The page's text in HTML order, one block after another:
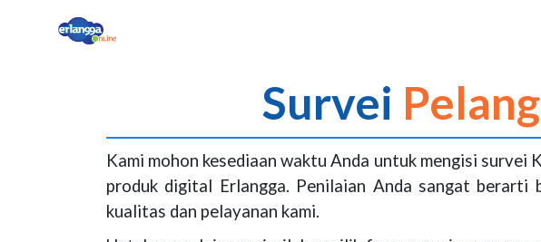
Survei
Kami mohon kesediaan waktu Anda untuk mengisi survei
produk digital Erlangga. Penilaian Anda sangat berarti
kualitas dan pelayanan kami.